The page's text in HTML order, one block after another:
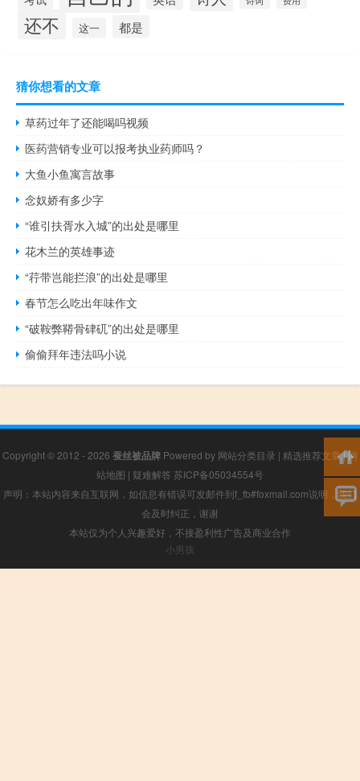
还不 这一 都是
猜你想看的文章
草药过年了还能喝吗视频
医药营销专业可以报考执业药师吗？
大鱼小鱼寓言故事
念奴娇有多少字
“谁引扶胥水入城”的出处是哪里
花木兰的英雄事迹
“荇带岂能拦浪”的出处是哪里
春节怎么吃出年味作文
“破鞍弊鞯骨硉矹”的出处是哪里
偷偷拜年违法吗小说
Copyright © 2012 - 2026 蚕丝被品牌 Powered by 网站分类目录 | 精选推荐文章|网
站地图 | 疑难解答 苏ICP备05034554号
声明：本站内容来自互联网，如信息有错误可发邮件到f_fb#foxmail.com说明，我们
会及时纠正，谢谢
本站仅为个人兴趣爱好，不接盈利性广告及商业合作
小男孩